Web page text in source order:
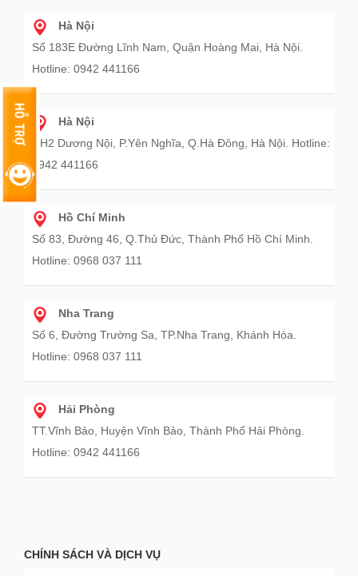
Hà Nội
Số 183E Đường Lĩnh Nam, Quận Hoàng Mai, Hà Nội.
Hotline: 0942 441166
Hà Nội
HH2 Dương Nội, P.Yên Nghĩa, Q.Hà Đông, Hà Nội. Hotline:
0942 441166
Hồ Chí Minh
Số 83, Đường 46, Q.Thủ Đức, Thành Phố Hồ Chí Minh.
Hotline: 0968 037 111
Nha Trang
Số 6, Đường Trường Sa, TP.Nha Trang, Khánh Hòa.
Hotline: 0968 037 111
Hải Phòng
TT.Vĩnh Bảo, Huyện Vĩnh Bảo, Thành Phố Hải Phòng.
Hotline: 0942 441166
CHÍNH SÁCH VÀ DỊCH VỤ